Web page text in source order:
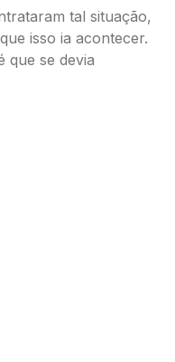
tal situação,
isso ia acontecer.
que se devia